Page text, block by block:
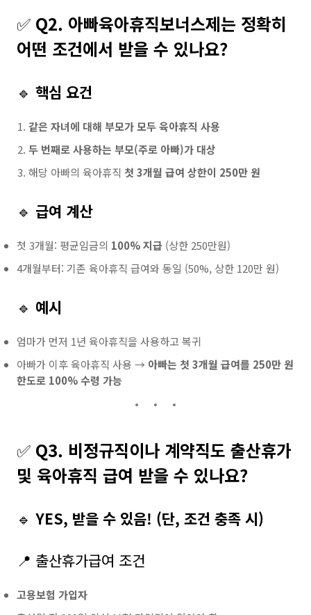
✅ Q2. 아빠육아휴직보너스제는 정확히
어떤 조건에서 받을 수 있나요?
🔹 핵심 요건
같은 자녀에 대해 부모가 모두 육아휴직 사용
두 번째로 사용하는 부모(주로 아빠)가 대상
해당 아빠의 육아휴직 첫 3개월 급여 상한이 250만 원
🔹 급여 계산
첫 3개월: 평균임금의 100% 지급 (상한 250만원)
4개월부터: 기존 육아휴직 급여와 동일 (50%, 상한 120만 원)
🔹 예시
엄마가 먼저 1년 육아휴직을 사용하고 복귀
아빠가 이후 육아휴직 사용 → 아빠는 첫 3개월 급여를 250만 원
한도로 100% 수령 가능
✅ Q3. 비정규직이나 계약직도 출산휴가
및 육아휴직 급여 받을 수 있나요?
🔹 YES, 받을 수 있음! (단, 조건 충족 시)
📍 출산휴가급여 조건
고용보험 가입자